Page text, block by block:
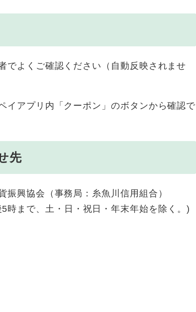
でよくご確認ください（自動反映されませ
イアプリ内「クーポン」のボタンから確認で
先
興協会（事務局：糸魚川信用組合）
まで、土・日・祝日・年末年始を除く。)